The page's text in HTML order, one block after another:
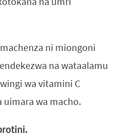
ni miongoni
na wataalamu
wa vitamini C
wa macho.